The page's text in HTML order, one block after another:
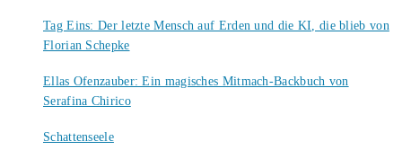
Tag Eins: Der letzte Mensch auf Erden und die KI, die blieb von
Florian Schepke
Ellas Ofenzauber: Ein magisches Mitmach-Backbuch von
Serafina Chirico
Schattenseele